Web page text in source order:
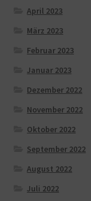
April 2023
März 2023
Februar 2023
Januar 2023
Dezember 2022
November 2022
Oktober 2022
September 2022
August 2022
Juli 2022